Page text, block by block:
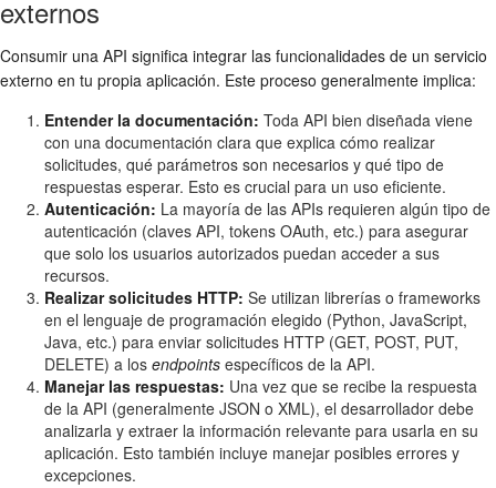
externos
Consumir una API significa integrar las funcionalidades de un servicio
externo en tu propia aplicación. Este proceso generalmente implica:
Entender la documentación: Toda API bien diseñada viene
con una documentación clara que explica cómo realizar
solicitudes, qué parámetros son necesarios y qué tipo de
respuestas esperar. Esto es crucial para un uso eficiente.
Autenticación: La mayoría de las APIs requieren algún tipo de
autenticación (claves API, tokens OAuth, etc.) para asegurar
que solo los usuarios autorizados puedan acceder a sus
recursos.
Realizar solicitudes HTTP: Se utilizan librerías o frameworks
en el lenguaje de programación elegido (Python, JavaScript,
Java, etc.) para enviar solicitudes HTTP (GET, POST, PUT,
DELETE) a los endpoints específicos de la API.
Manejar las respuestas: Una vez que se recibe la respuesta
de la API (generalmente JSON o XML), el desarrollador debe
analizarla y extraer la información relevante para usarla en su
aplicación. Esto también incluye manejar posibles errores y
excepciones.